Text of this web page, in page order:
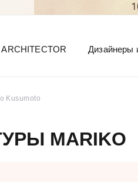
ARCHITECTOR Дизайнеры
Kusumoto
MARIKO